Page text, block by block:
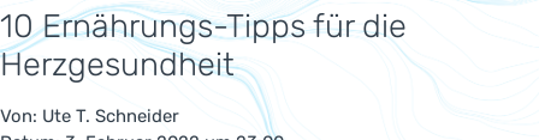
10 Ernährungs-Tipps für die
Herzgesundheit
Von: Ute T. Schneider